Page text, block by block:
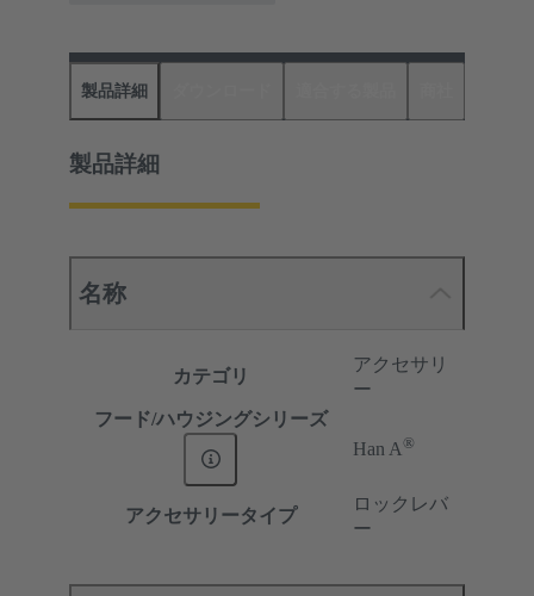
製品詳細
製品詳細
名称
カテゴリ
アクセサリ
ー
フード/ハウジングシリーズ
Han A®
アクセサリータイプ
ロックレバ
ー